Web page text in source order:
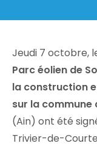
Jeudi 7 octobre,
Parc éolien de
la construction
sur la
(Ain) ont été
Trivier-de-